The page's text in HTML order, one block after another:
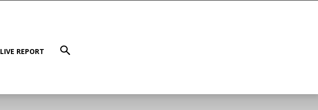
LIVE REPORT